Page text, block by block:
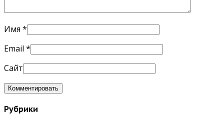
Имя *
Email *
Сайт
Рубрики